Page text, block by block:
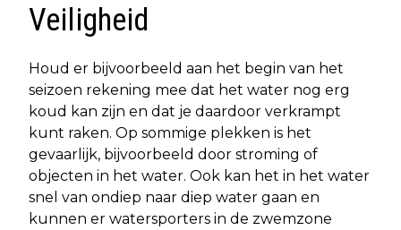
Veiligheid
Houd er bijvoorbeeld aan het begin van het
seizoen rekening mee dat het water nog erg
koud kan zijn en dat je daardoor verkrampt
kunt raken. Op sommige plekken is het
gevaarlijk, bijvoorbeeld door stroming of
objecten in het water. Ook kan het in het water
snel van ondiep naar diep water gaan en
kunnen er watersporters in de zwemzone